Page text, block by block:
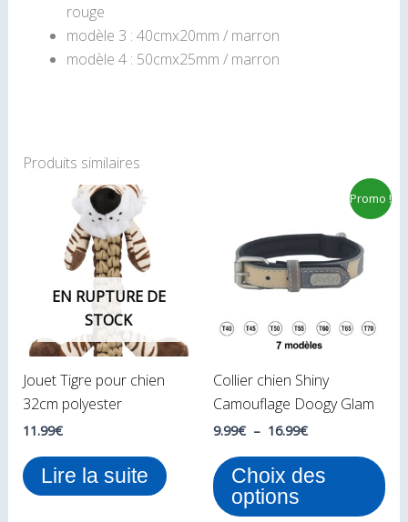
rouge
modèle 3 : 40cmx20mm / marron
modèle 4 : 50cmx25mm / marron
Produits similaires
EN RUPTURE DE
STOCK
Jouet Tigre pour chien
32cm polyester
11.99€
Lire la suite
Promo !
Collier chien Shiny
Camouflage Doogy Glam
9.99€ – 16.99€
9.99€
à
16.99€
Choix des
options
Ce